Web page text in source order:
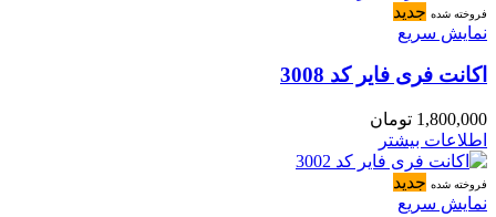
فروخته شده جدید
نمایش سریع
اکانت فری فایر کد 3008
1,800,000 تومان
اطلاعات بیشتر
فروخته شده جدید
نمایش سریع